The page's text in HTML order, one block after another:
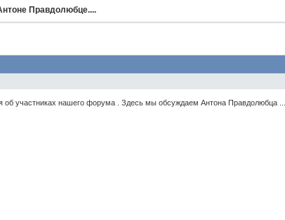
Правдолюбце....
об участниках нашего форума . Здесь мы обсуждаем Антона Правдолюбца ....